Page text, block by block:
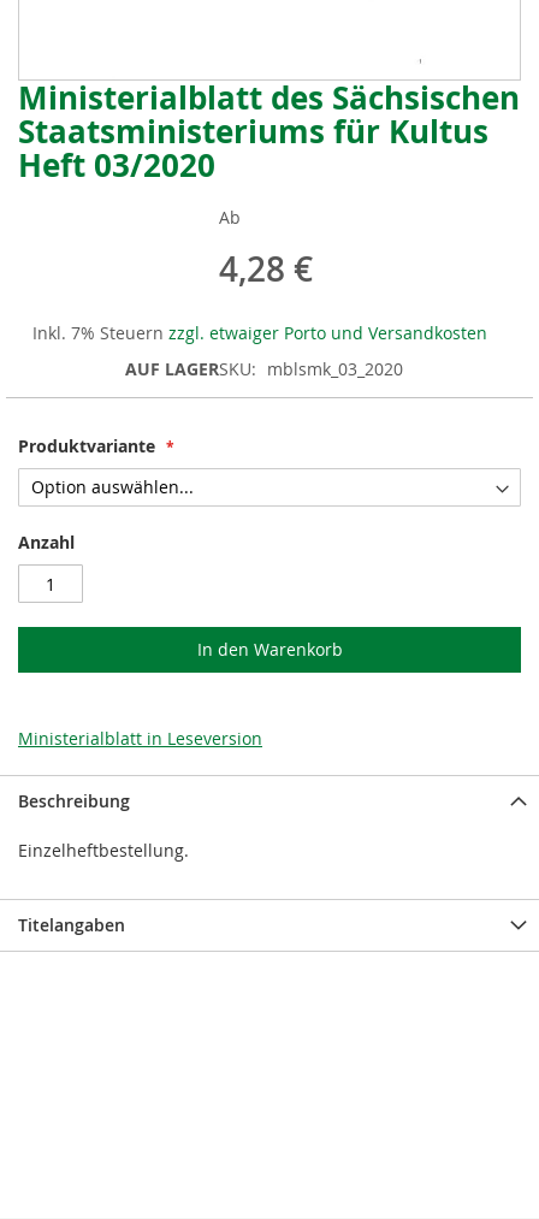
Ministerialblatt des Sächsischen
Staatsministeriums für Kultus
Heft 03/2020
Ab
4,28 €
Inkl. 7% Steuern zzgl. etwaiger Porto und Versandkosten
AUF LAGERSKU mblsmk_03_2020
Produktvariante
Anzahl
In den Warenkorb
Ministerialblatt in Leseversion
Zum
Anfang
der
Bildergalerie
Beschreibung
Einzelheftbestellung.
Titelangaben